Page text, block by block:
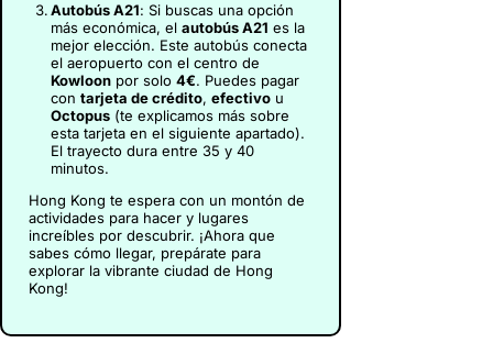
Autobús A21: Si buscas una opción
más económica, el autobús A21 es la
mejor elección. Este autobús conecta
el aeropuerto con el centro de
Kowloon por solo 4€. Puedes pagar
con tarjeta de crédito, efectivo u
Octopus (te explicamos más sobre
esta tarjeta en el siguiente apartado).
El trayecto dura entre 35 y 40
minutos.
Hong Kong te espera con un montón de
actividades para hacer y lugares
increíbles por descubrir. ¡Ahora que
sabes cómo llegar, prepárate para
explorar la vibrante ciudad de Hong
Kong!